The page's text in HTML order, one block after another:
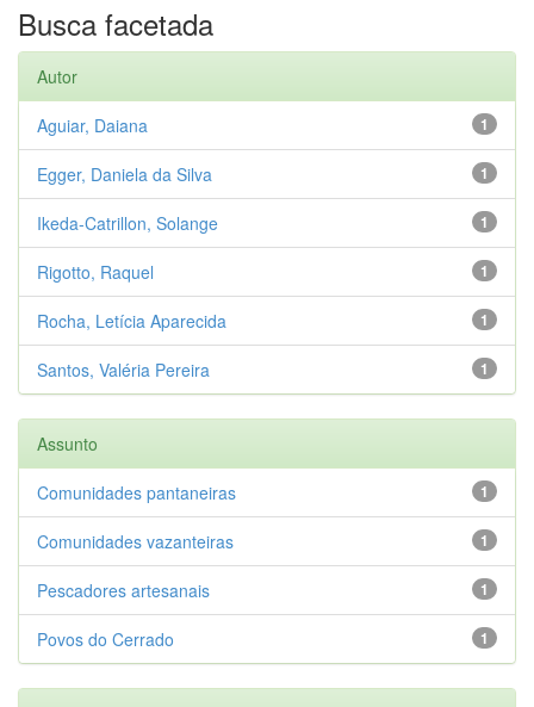
Busca facetada
Autor
1
Aguiar, Daiana
1
Egger, Daniela da Silva
1
Ikeda-Catrillon, Solange
1
Rigotto, Raquel
1
Rocha, Letícia Aparecida
1
Santos, Valéria Pereira
Assunto
1
Comunidades pantaneiras
1
Comunidades vazanteiras
1
Pescadores artesanais
1
Povos do Cerrado